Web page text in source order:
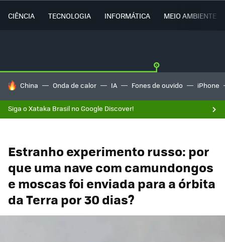
CIÊNCIA TECNOLOGIA INFORMÁTICA MEIO AMBIENTE
TENDÊNCIAS DO DIA
China Onda de calor IA Fones de ouvido iPhone
Siga o Xataka Brasil no Google Discover!
Estranho experimento russo: por
que uma nave com camundongos
e moscas foi enviada para a órbita
da Terra por 30 dias?